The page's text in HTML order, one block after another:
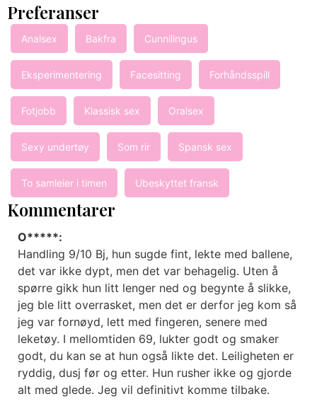
Preferanser
Analsex Bakfra Cunnilingus
Eksperimentering Facesitting Forhåndsspill
Fotjobb Klassisk sex Oralsex
Sexy undertøy Som rir Spansk sex
To samleier i timen Ubeskyttet fransk
Kommentarer
O*****:
Handling 9/10 Bj, hun sugde fint, lekte med ballene,
det var ikke dypt, men det var behagelig. Uten å
spørre gikk hun litt lenger ned og begynte å slikke,
jeg ble litt overrasket, men det er derfor jeg kom så
jeg var fornøyd, lett med fingeren, senere med
leketøy. I mellomtiden 69, lukter godt og smaker
godt, du kan se at hun også likte det. Leiligheten er
ryddig, dusj før og etter. Hun rusher ikke og gjorde
alt med glede. Jeg vil definitivt komme tilbake.